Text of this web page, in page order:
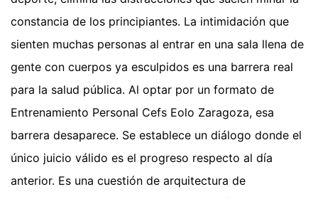
constancia de los principiantes. La intimidación que
sienten muchas personas al entrar en una sala llena de
gente con cuerpos ya esculpidos es una barrera real
para la salud pública. Al optar por un formato de
Entrenamiento Personal Cefs Eolo Zaragoza, esa
barrera desaparece. Se establece un diálogo donde el
único juicio válido es el progreso respecto al día
anterior. Es una cuestión de arquitectura de